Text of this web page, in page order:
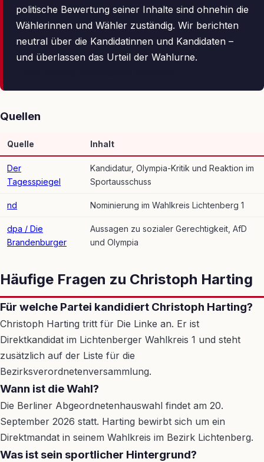
politische Bewertung seiner Inhalte sind ohnehin die
Wählerinnen und Wähler zuständig. Wir berichten
neutral über die Kandidatinnen und Kandidaten –
und überlassen das Urteil der Wahlurne.
Quellen
Quelle Inhalt
Der
Tagesspiegel
Kandidatur, Olympia-Kritik und Reaktion im
Sportausschuss
nd Nominierung im Wahlkreis Lichtenberg 1
dpa / Die
Brandenburger
Aussagen zu sozialer Gerechtigkeit, AfD
und Olympia
Häufige Fragen zu Christoph Harting
Für welche Partei kandidiert Christoph Harting?
Christoph Harting tritt für Die Linke an. Er ist
Direktkandidat im Lichtenberger Wahlkreis 1 und steht
zusätzlich auf der Liste für die
Bezirksverordnetenversammlung.
Wann ist die Wahl?
Die Berliner Abgeordnetenhauswahl findet am 20.
September 2026 statt. Harting bewirbt sich um ein
Direktmandat in seinem Wahlkreis im Bezirk Lichtenberg.
Was ist sein sportlicher Hintergrund?